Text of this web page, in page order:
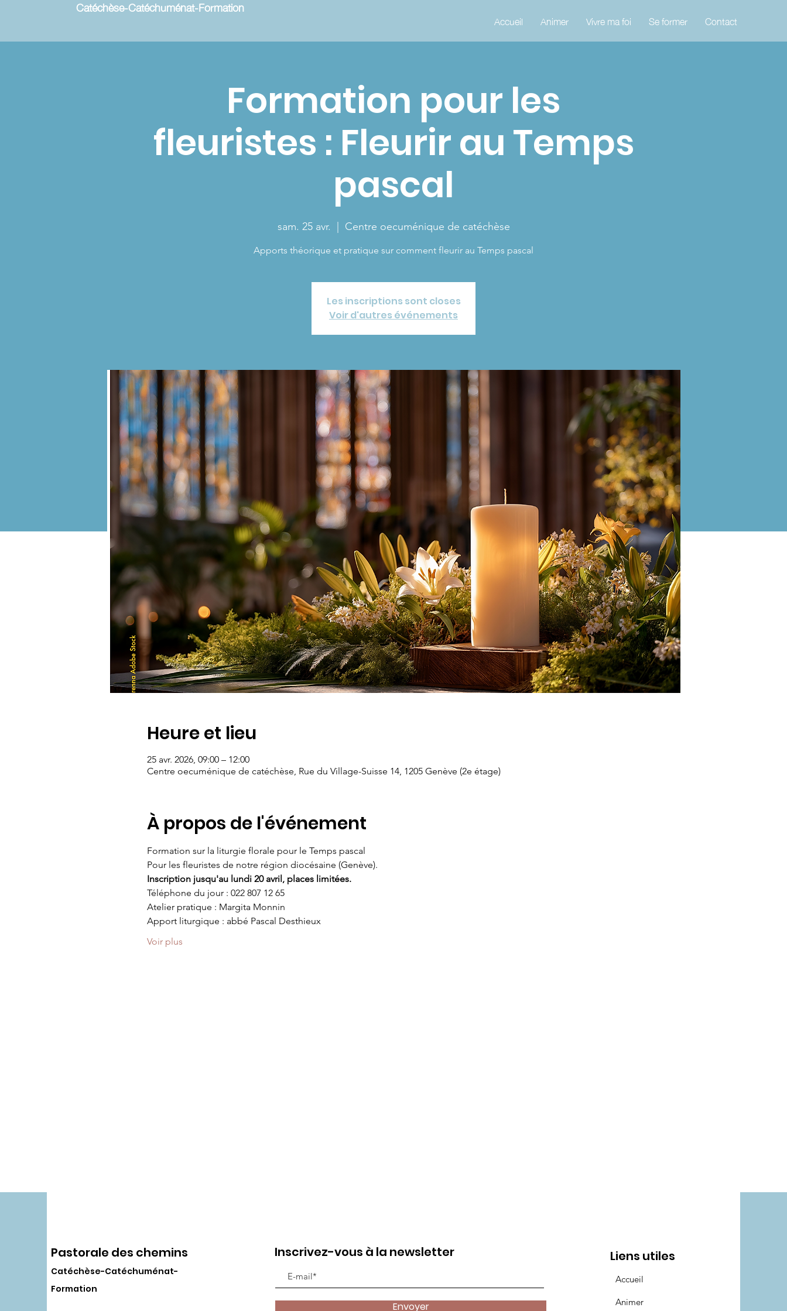
Catéchèse-Catéchuménat-Formation
Accueil Animer Vivre ma foi Se former Contact
Formation pour les
fleuristes : Fleurir au Temps
pascal
sam. 25 avr. Centre oecuménique de catéchèse
Apports théorique et pratique sur comment fleurir au Temps pascal
Les inscriptions sont closes
Voir d'autres événements
Heure et lieu
25 avr. 2026, 09:00 – 12:00
Centre oecuménique de catéchèse, Rue du Village-Suisse 14, 1205 Genève (2e étage)
À propos de l'événement
Formation sur la liturgie florale pour le Temps pascal
Pour les fleuristes de notre région diocésaine (Genève).
Inscription jusqu'au lundi 20 avril, places limitées.
Téléphone du jour : 022 807 12 65
Atelier pratique : Margita Monnin
Apport liturgique : abbé Pascal Desthieux
Voir plus
Pastorale des chemins
Catéchèse-Catéchuménat-
Formation
Liens utiles
Accueil
Animer
Inscrivez-vous à la newsletter
Envoyer